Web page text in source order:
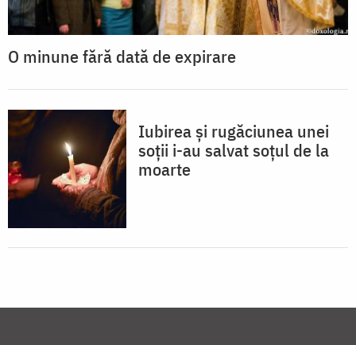
O minune fără dată de expirare
Iubirea și rugăciunea unei
soții i-au salvat soțul de la
moarte